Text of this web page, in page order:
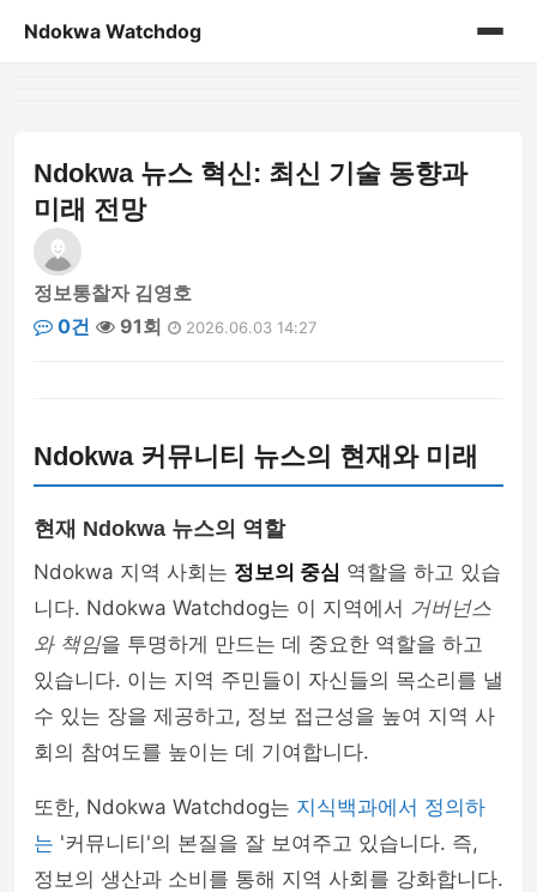
Ndokwa Watchdog
Ndokwa 뉴스 혁신: 최신 기술 동향과
미래 전망
정보통찰자 김영호
0건
91회 2026.06.03 14:27
Ndokwa 커뮤니티 뉴스의 현재와 미래
현재 Ndokwa 뉴스의 역할
Ndokwa 지역 사회는 정보의 중심 역할을 하고 있습
니다. Ndokwa Watchdog는 이 지역에서 거버넌스
와 책임을 투명하게 만드는 데 중요한 역할을 하고
있습니다. 이는 지역 주민들이 자신들의 목소리를 낼
수 있는 장을 제공하고, 정보 접근성을 높여 지역 사
회의 참여도를 높이는 데 기여합니다.
또한, Ndokwa Watchdog는 지식백과에서 정의하
는 '커뮤니티'의 본질을 잘 보여주고 있습니다. 즉,
정보의 생산과 소비를 통해 지역 사회를 강화합니다.